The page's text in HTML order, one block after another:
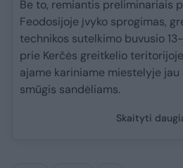
Be to, remiantis preliminariais
Feodosijoje įvyko sprogimas,
technikos sutelkimo buvusio
prie Kerčės greitkelio
ajame kariniame miestelyje
smūgis sandėliams.
Skaityti